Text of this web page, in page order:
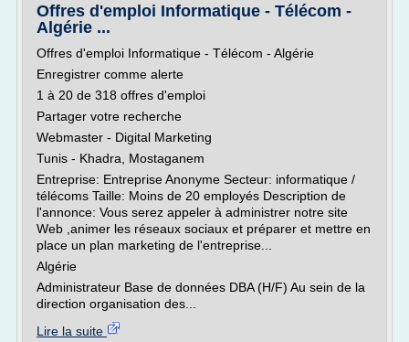
Offres d'emploi Informatique - Télécom -
Algérie ...
Offres d'emploi Informatique - Télécom - Algérie
Enregistrer comme alerte
1 à 20 de 318 offres d'emploi
Partager votre recherche
Webmaster - Digital Marketing
Tunis - Khadra, Mostaganem
Entreprise: Entreprise Anonyme Secteur: informatique /
télécoms Taille: Moins de 20 employés Description de
l'annonce: Vous serez appeler à administrer notre site
Web ,animer les réseaux sociaux et préparer et mettre en
place un plan marketing de l'entreprise...
Algérie
Administrateur Base de données DBA (H/F) Au sein de la
direction organisation des...
Lire la suite